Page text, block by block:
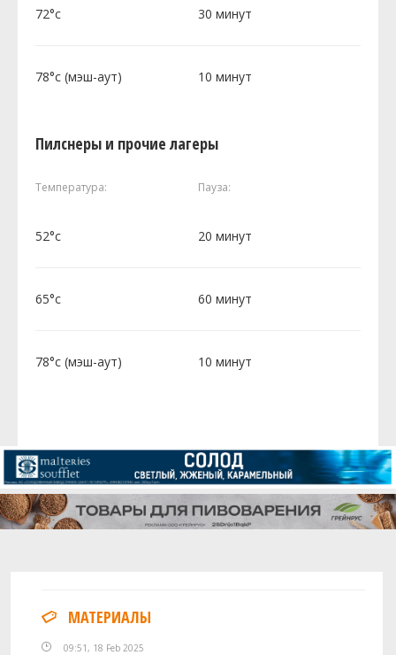
72°c 30 минут
78°c (мэш-аут) 10 минут
Пилснеры и прочие лагеры
Температура: Пауза:
52°c 20 минут
65°c 60 минут
78°c (мэш-аут) 10 минут
МАТЕРИАЛЫ
09:51, 18 Feb 2025